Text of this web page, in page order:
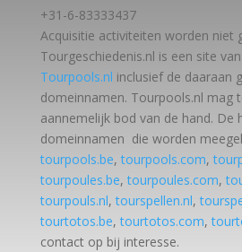
+31-6-83333437
Acquisitie activiteiten worden niet
Tourgeschiedenis.nl is een site
Tourpools.nl inclusief de daaraan
domeinnamen. Tourpools.nl mag
aannemelijk bod van de hand. De
domeinnamen die worden
tourpools.be,tourpools.com,
tourpoules.be,tourpoules.com,
tourpouls.nl,tourspellen.nl,
tourtotos.be,tourtotos.com,
contact op bij interesse.